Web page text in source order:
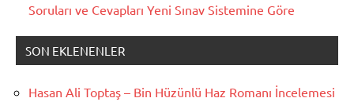
Soruları ve Cevapları Yeni Sınav Sistemine Göre
SON EKLENENLER
Hasan Ali Toptaş – Bin Hüzünlü Haz Romanı İncelemesi